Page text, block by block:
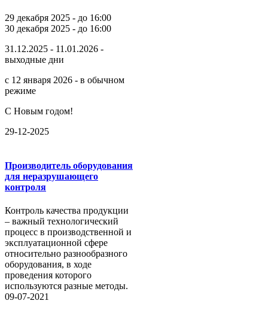
29 декабря 2025 - до 16:00
30 декабря 2025 - до 16:00
31.12.2025 - 11.01.2026 -
выходные дни
с 12 января 2026 - в обычном
режиме
С Новым годом!
29-12-2025
Производитель оборудования
для неразрушающего
контроля
Контроль качества продукции
– важный технологический
процесс в производственной и
эксплуатационной сфере
относительно разнообразного
оборудования, в ходе
проведения которого
используются разные методы.
09-07-2021